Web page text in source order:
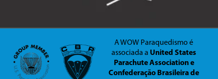
A WOW Paraquedismo é
associada a United States
Parachute Association e
Confederação Brasileira de